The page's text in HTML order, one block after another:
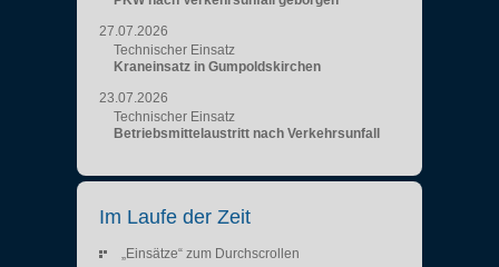
27.07.2026
Technischer Einsatz
Kraneinsatz in Gumpoldskirchen
23.07.2026
Technischer Einsatz
Betriebsmittelaustritt nach Verkehrsunfall
Im Laufe der Zeit
„Einsätze“ zum Durchscrollen